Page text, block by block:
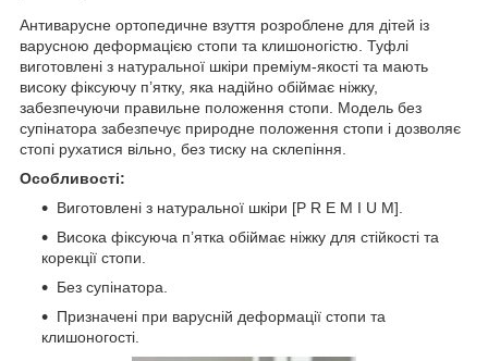
Антиварусне ортопедичне взуття розроблене для дітей із
варусною деформацією стопи та клишоногістю. Туфлі
виготовлені з натуральної шкіри преміум-якості та мають
високу фіксуючу п’ятку, яка надійно обіймає ніжку,
забезпечуючи правильне положення стопи. Модель без
супінатора забезпечує природне положення стопи і дозволяє
стопі рухатися вільно, без тиску на склепіння.
Особливості:
Виготовлені з натуральної шкіри [P R E M I U M].
Висока фіксуюча п’ятка обіймає ніжку для стійкості та
корекції стопи.
Без супінатора.
Призначені при варусній деформації стопи та
клишоногості.